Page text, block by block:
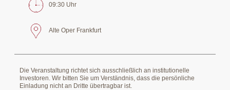
09:30 Uhr
Alte Oper Frankfurt
Die Veranstaltung richtet sich ausschließlich an institutionelle
Investoren. Wir bitten Sie um Verständnis, dass die persönliche
Einladung nicht an Dritte übertragbar ist.